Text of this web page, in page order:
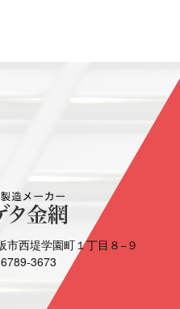
西堤学園町１丁目８−９
3673